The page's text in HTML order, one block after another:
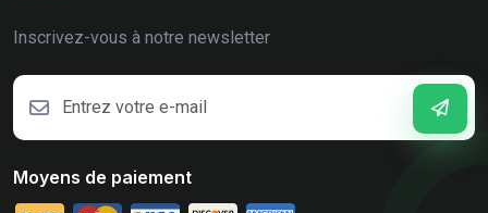
Inscrivez-vous à notre newsletter
Moyens de paiement